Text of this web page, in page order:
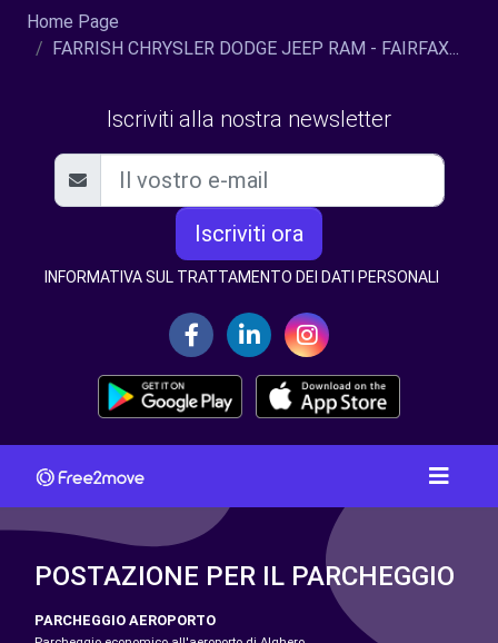
Home Page
FARRISH CHRYSLER DODGE JEEP RAM - FAIRFAX...
Iscriviti alla nostra newsletter
Iscriviti ora
INFORMATIVA SUL TRATTAMENTO DEI DATI PERSONALI
POSTAZIONE PER IL PARCHEGGIO
PARCHEGGIO AEROPORTO